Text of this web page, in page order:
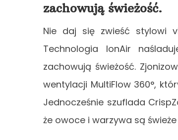
zachowują świeżość.
Nie daj się zwieść stylowi
Technologia IonAir
zachowują świeżość.
wentylacji MultiFlow 360°,
Jednocześnie szuflada
że owoce i warzywa są